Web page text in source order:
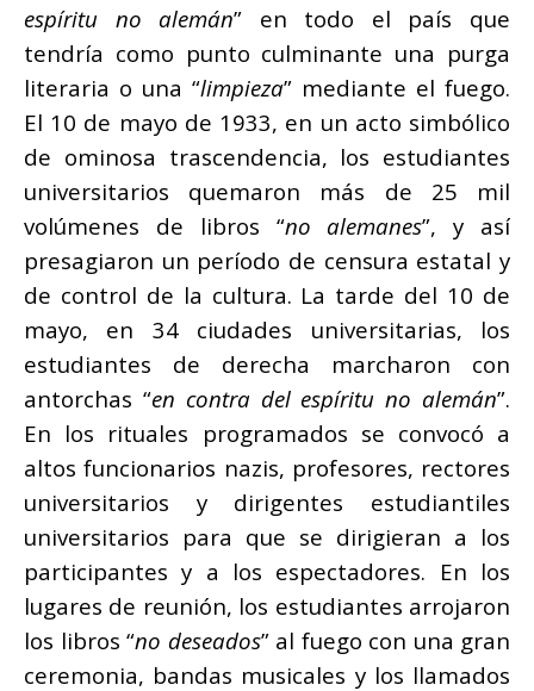
espíritu no alemán” en todo el país que
tendría como punto culminante una purga
literaria o una “limpieza” mediante el fuego.
El 10 de mayo de 1933, en un acto simbólico
de ominosa trascendencia, los estudiantes
universitarios quemaron más de 25 mil
volúmenes de libros “no alemanes”, y así
presagiaron un período de censura estatal y
de control de la cultura. La tarde del 10 de
mayo, en 34 ciudades universitarias, los
estudiantes de derecha marcharon con
antorchas “en contra del espíritu no alemán”.
En los rituales programados se convocó a
altos funcionarios nazis, profesores, rectores
universitarios y dirigentes estudiantiles
universitarios para que se dirigieran a los
participantes y a los espectadores. En los
lugares de reunión, los estudiantes arrojaron
los libros “no deseados” al fuego con una gran
ceremonia, bandas musicales y los llamados